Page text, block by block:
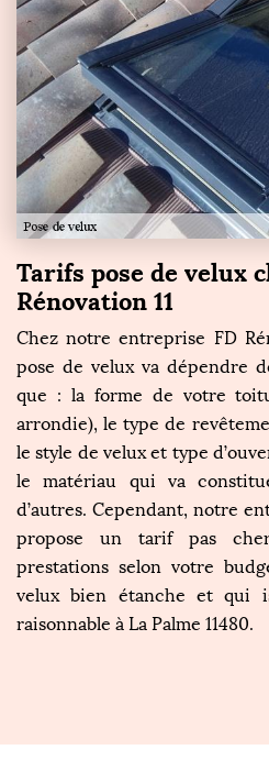
Tarifs pose de velux
Rénovation 11
Chez notre entreprise FD
pose de velux va dépendre
que : la forme de votre
arrondie), le type de
le style de velux et type
le matériau qui va
d’autres. Cependant, notre
propose un tarif pas
prestations selon votre
velux bien étanche et qui
raisonnable à La Palme 11480.